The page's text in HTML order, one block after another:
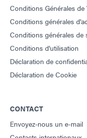
Conditions Générales de
Conditions générales
Conditions générales de
Conditions d'utilisation
Déclaration de
Déclaration de Cookie
CONTACT
Envoyez-nous un e-mail